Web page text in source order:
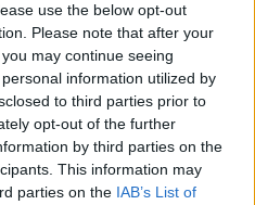
use the below opt-out
Please note that after your
may continue seeing
information utilized by
to third parties prior to
opt-out of the further
by third parties on the
This information may
parties on the IAB’s List of
00:00:30
Vilniaus r.: dviejų moterų ir